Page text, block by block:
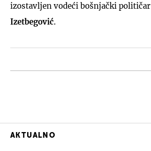
izostavljen vodeći bošnjački političar
Izetbegović.
AKTUALNO